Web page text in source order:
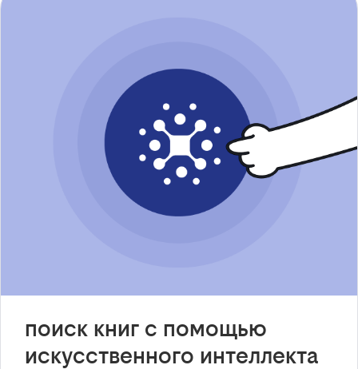
поиск книг с помощью
искусственного интеллекта